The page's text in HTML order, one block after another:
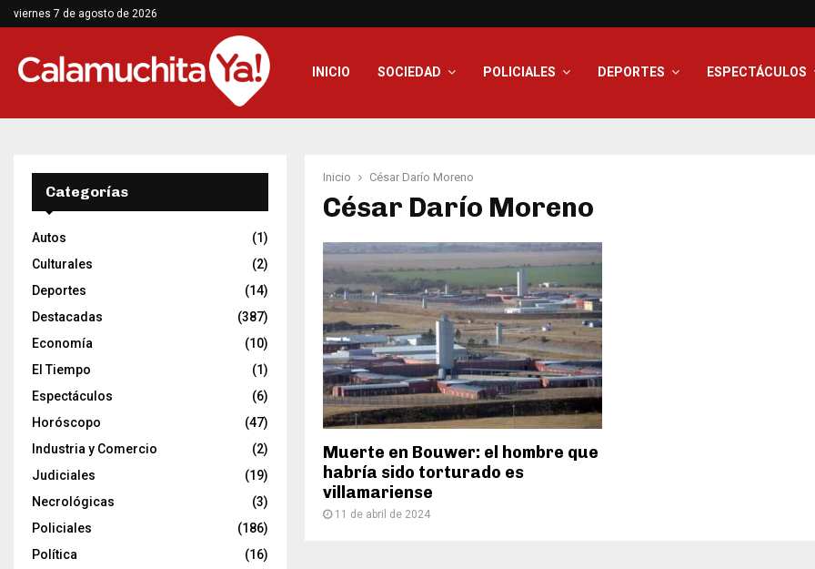
viernes 7 de agosto de 2026
INICIO SOCIEDAD POLICIALES DEPORTES ESPECTÁCULOS
Inicio César Darío Moreno
César Darío Moreno
Muerte en Bouwer: el hombre que
habría sido torturado es
villamariense
11 de abril de 2024
Categorías
Autos
(1)
Culturales
(2)
Deportes
(14)
Destacadas
(387)
Economía
(10)
El Tiempo
(1)
Espectáculos
(6)
Horóscopo
(47)
Industria y Comercio
(2)
Judiciales
(19)
Necrológicas
(3)
Policiales
(186)
Política
(16)